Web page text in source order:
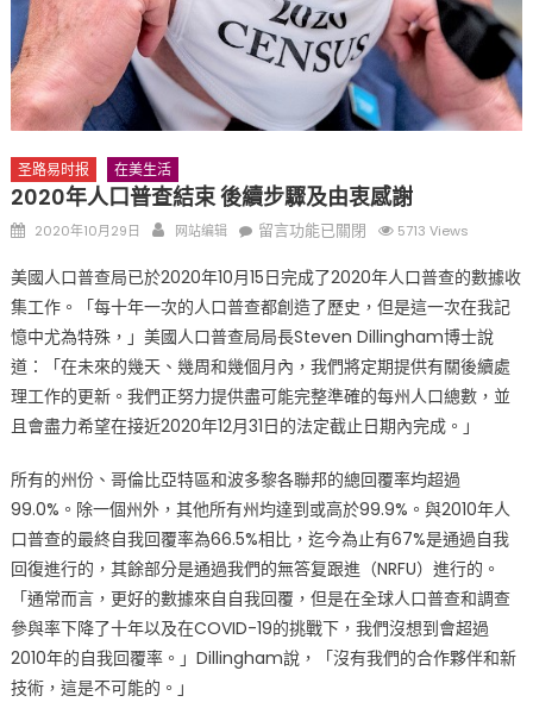
筝声与琴韵交汇：刘励(Li Statler)与钢琴家Darek演绎一场古筝
与钢琴的精彩对话
圣路易时报 在美生活
2020年人口普查結束 後續步驟及由衷感謝
Posted
2020年10月29日 Author
网站编辑
在
年
人
口
普
查
結
後
續
步
驟
及
由
衷
感
留言功能已關閉 5713 Views
美國人口普查局已於2020年10月15日完成了2020年人口普查的數據收
集工作。「每十年一次的人口普查都創造了歷史，但是這一次在我記
憶中尤為特殊，」美國人口普查局局長Steven Dillingham博士說
道：「在未來的幾天、幾周和幾個月內，我們將定期提供有關後續處
理工作的更新。我們正努力提供盡可能完整準確的每州人口總數，並
且會盡力希望在接近2020年12月31日的法定截止日期內完成。」
所有的州份、哥倫比亞特區和波多黎各聯邦的總回覆率均超過
99.0%。除一個州外，其他所有州均達到或高於99.9%。與2010年人
口普查的最終自我回覆率為66.5%相比，迄今為止有67%是通過自我
回復進行的，其餘部分是通過我們的無答复跟進（NRFU）進行的。
「通常而言，更好的數據來自自我回覆，但是在全球人口普查和調查
參與率下降了十年以及在COVID-19的挑戰下，我們沒想到會超過
2010年的自我回覆率。」Dillingham說，「沒有我們的合作夥伴和新
技術，這是不可能的。」